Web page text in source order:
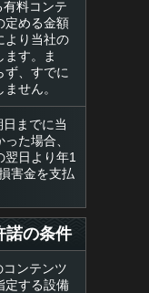
料コンテ
定める金額
より当社の
ます。ま
ず、すでに
せん。
までに当
た場合、
日より年1
害金を支払
諾の条件
ンテンツ
定する設備